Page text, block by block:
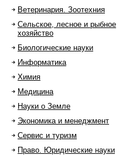
Ветеринария. Зоотехния
Сельское, лесное и рыбное
хозяйство
Биологические науки
Информатика
Химия
Медицина
Науки о Земле
Экономика и менеджмент
Сервис и туризм
Право. Юридические науки